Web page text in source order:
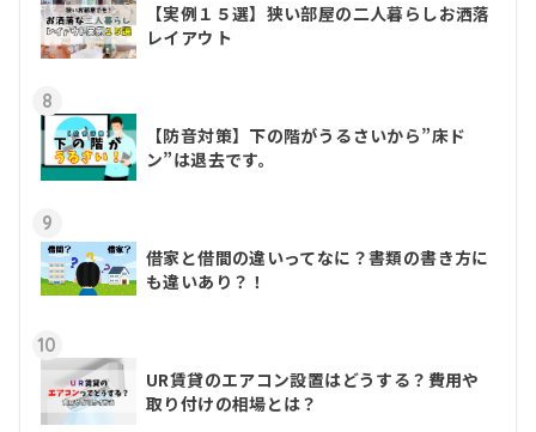
【実例１５選】狭い部屋の二人暮らしお洒落
レイアウト
8
【防音対策】下の階がうるさいから”床ド
ン”は退去です。
9
借家と借間の違いってなに？書類の書き方に
も違いあり？！
10
UR賃貸のエアコン設置はどうする？費用や
取り付けの相場とは？